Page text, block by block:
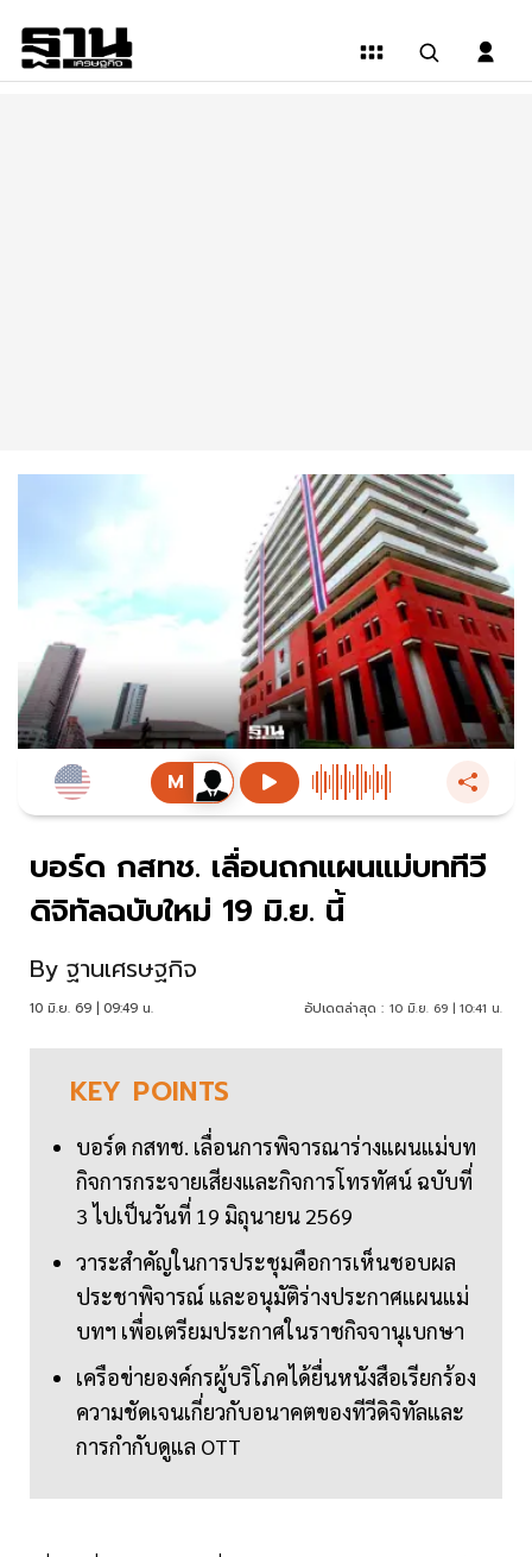
บอร์ด กสทช. เลื่อนถกแผนแม่บททีวี
ดิจิทัลฉบับใหม่ 19 มิ.ย. นี้
By ฐานเศรษฐกิจ
10 มิ.ย. 69 | 09:49 น. อัปเดตล่าสุด : 10 มิ.ย. 69 | 10:41 น.
KEY POINTS
บอร์ด กสทช. เลื่อนการพิจารณาร่างแผนแม่บท
กิจการกระจายเสียงและกิจการโทรทัศน์ ฉบับที่
3 ไปเป็นวันที่ 19 มิถุนายน 2569
วาระสำคัญในการประชุมคือการเห็นชอบผล
ประชาพิจารณ์ และอนุมัติร่างประกาศแผนแม่
บทฯ เพื่อเตรียมประกาศในราชกิจจานุเบกษา
เครือข่ายองค์กรผู้บริโภคได้ยื่นหนังสือเรียกร้อง
ความชัดเจนเกี่ยวกับอนาคตของทีวีดิจิทัลและ
การกำกับดูแล OTT